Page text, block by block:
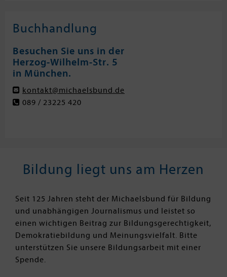
Buchhandlung
Besuchen Sie uns in der
Herzog-Wilhelm-Str. 5
in München.
kontakt@michaelsbund.de
089 / 23225 420
Bildung liegt uns am Herzen
Seit 125 Jahren steht der Michaelsbund für Bildung
und unabhängigen Journalismus und leistet so
einen wichtigen Beitrag zur Bildungsgerechtigkeit,
Demokratiebildung und Meinungsvielfalt. Bitte
unterstützen Sie unsere Bildungsarbeit mit einer
Spende.